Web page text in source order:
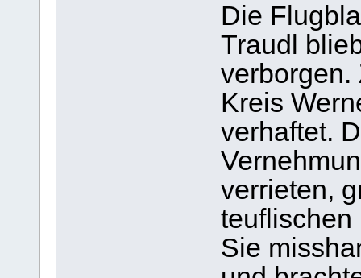
Die
Traudl
verborgen.
Kreis
verhaftet.
verrieten,
teuflischen
Sie